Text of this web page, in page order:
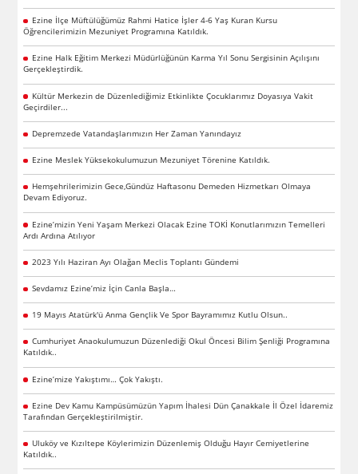
Ezine İlçe Müftülüğümüz Rahmi Hatice İşler 4-6 Yaş Kuran Kursu
Öğrencilerimizin Mezuniyet Programına Katıldık.
Ezine Halk Eğitim Merkezi Müdürlüğünün Karma Yıl Sonu Sergisinin Açılışını
Gerçekleştirdik.
Kültür Merkezin de Düzenlediğimiz Etkinlikte Çocuklarımız Doyasıya Vakit
Geçirdiler...
Depremzede Vatandaşlarımızın Her Zaman Yanındayız
Ezine Meslek Yüksekokulumuzun Mezuniyet Törenine Katıldık.
Hemşehrilerimizin Gece,Gündüz Haftasonu Demeden Hizmetkarı Olmaya
Devam Ediyoruz.
Ezine’mizin Yeni Yaşam Merkezi Olacak Ezine TOKİ Konutlarımızın Temelleri
Ardı Ardına Atılıyor
2023 Yılı Haziran Ayı Olağan Meclis Toplantı Gündemi
Sevdamız Ezine’miz İçin Canla Başla…
19 Mayıs Atatürk'ü Anma Gençlik Ve Spor Bayramımız Kutlu Olsun..
Cumhuriyet Anaokulumuzun Düzenlediği Okul Öncesi Bilim Şenliği Programına
Katıldık..
Ezine’mize Yakıştımı… Çok Yakıştı.
Ezine Dev Kamu Kampüsümüzün Yapım İhalesi Dün Çanakkale İl Özel İdaremiz
Tarafından Gerçekleştirilmiştir.
Uluköy ve Kızıltepe Köylerimizin Düzenlemiş Olduğu Hayır Cemiyetlerine
Katıldık..